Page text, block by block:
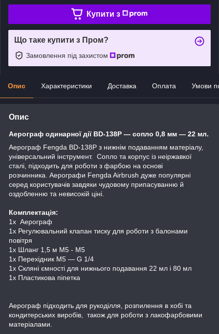
Купити з
Що таке купити з Пром?
Замовлення під захистом
Опис Характеристики Доставка Оплата Умови
Опис
Аерограф одинарної дії BD-138P — сопло 0,8 мм — 22 мл.
Аерограф Fengda BD-138P з нижнім подаванням матеріалу,
універсальний інструмент. Сопло та корпус із неіржавкої
сталі, підходить для роботи з фарбою на основі
розчинника. Аерографи Fengda Airbrush дуже популярні
серед користувачів завдяки чудовому припасуванню й
оздобленню та невисокій ціні.
Комплектація:
1x Аерограф
1x Регулювальний клапан тиску для роботи з балонами
повітря
1x Шланг 1,5 м M5 - M5
1x Перехідник M5 — G 1/4
1x Скляні ємності для нижнього подавання 22 мл і 80 мл
1x Пластикова піпетка
Аерограф підходить для рукоділля, розпилення в хобі та
кондитерських виробів, також для роботи з лакофарбовими
матеріалами.